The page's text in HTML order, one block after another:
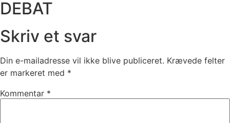
DEBAT
Skriv et svar
Din e-mailadresse vil ikke blive publiceret. Krævede felter
er markeret med *
Kommentar *